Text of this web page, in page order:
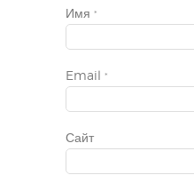
Имя *
Email *
Сайт